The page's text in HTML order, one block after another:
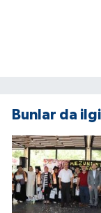
Bunlar da
Turizm
ÜLKE